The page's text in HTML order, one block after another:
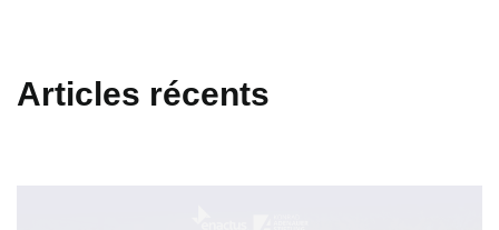
Articles récents